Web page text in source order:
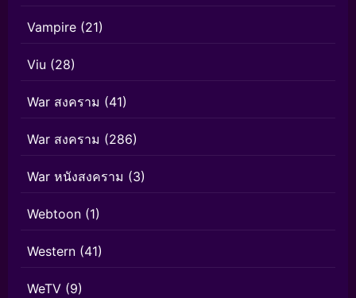
Vampire (21)
Viu (28)
War สงคราม (41)
War สงคราม (286)
War หนังสงคราม (3)
Webtoon (1)
Western (41)
WeTV (9)